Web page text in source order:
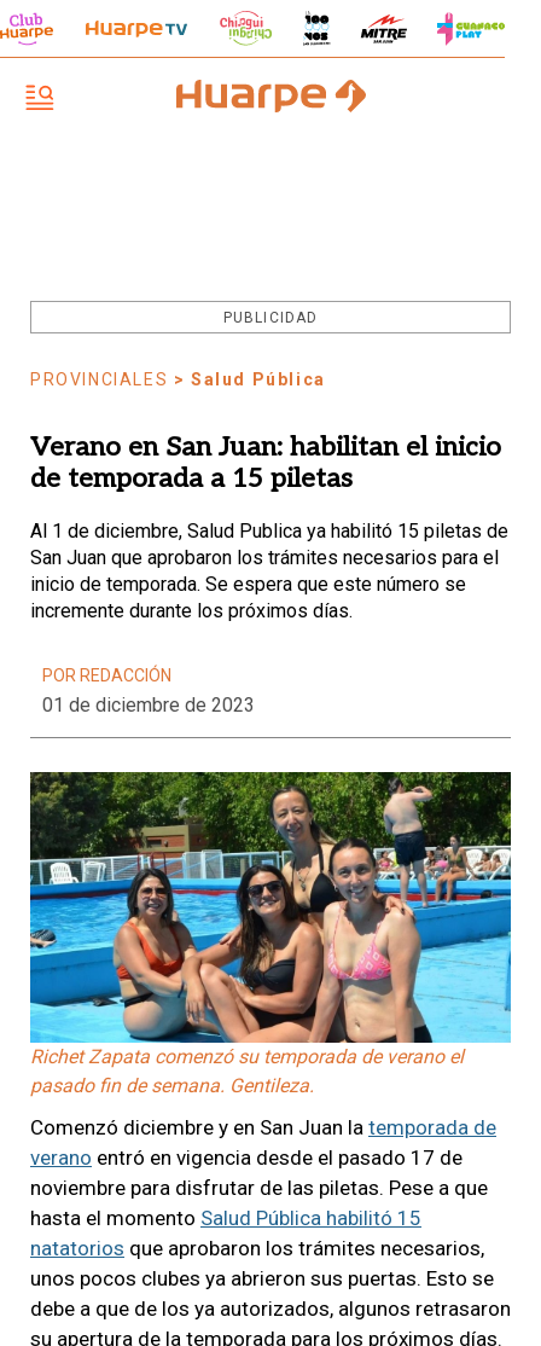
PUBLICIDAD
PROVINCIALES > Salud Pública
Verano en San Juan: habilitan el inicio
de temporada a 15 piletas
Al 1 de diciembre, Salud Publica ya habilitó 15 piletas de
San Juan que aprobaron los trámites necesarios para el
inicio de temporada. Se espera que este número se
incremente durante los próximos días.
POR REDACCIÓN
01 de diciembre de 2023
Richet Zapata comenzó su temporada de verano el
pasado fin de semana. Gentileza.
Comenzó diciembre y en San Juan la temporada de
verano entró en vigencia desde el pasado 17 de
noviembre para disfrutar de las piletas. Pese a que
hasta el momento Salud Pública habilitó 15
natatorios que aprobaron los trámites necesarios,
unos pocos clubes ya abrieron sus puertas. Esto se
debe a que de los ya autorizados, algunos retrasaron
su apertura de la temporada para los próximos días.